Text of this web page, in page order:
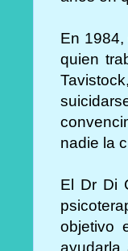
En 1984,
quien
nadie la
El Dr Di
objetivo
ayudarla